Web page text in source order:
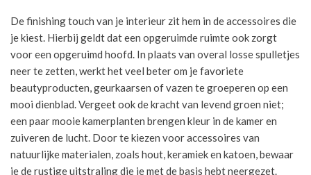
De finishing touch van je interieur zit hem in de accessoires die
je kiest. Hierbij geldt dat een opgeruimde ruimte ook zorgt
voor een opgeruimd hoofd. In plaats van overal losse spulletjes
neer te zetten, werkt het veel beter om je favoriete
beautyproducten, geurkaarsen of vazen te groeperen op een
mooi dienblad. Vergeet ook de kracht van levend groen niet;
een paar mooie kamerplanten brengen kleur in de kamer en
zuiveren de lucht. Door te kiezen voor accessoires van
natuurlijke materialen, zoals hout, keramiek en katoen, bewaar
je de rustige uitstraling die je met de basis hebt neergezet.